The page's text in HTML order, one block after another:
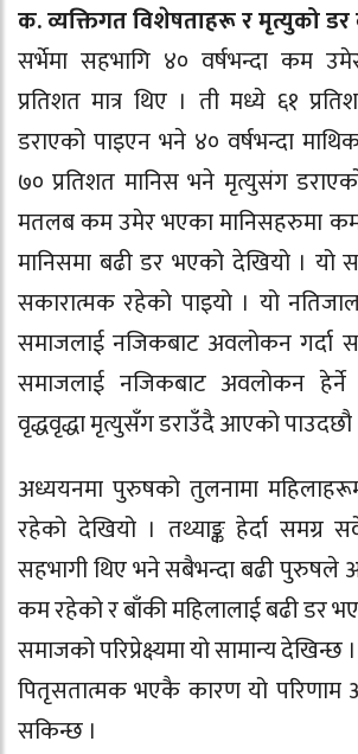
क. व्यक्तिगत विशेषताहरू र मृत्युको डर
सर्भेमा सहभागि ४० वर्षभन्दा कम
प्रतिशत मात्र थिए । ती मध्ये ६१
डराएको पाइएन भने ४० वर्षभन्दा
७० प्रतिशत मानिस भने मृत्युसंग
मतलब कम उमेर भएका मानिसहरुमा
मानिसमा बढी डर भएको देखियो । यो
सकारात्मक रहेको पाइयो । यो
समाजलाई नजिकबाट अवलोकन गर्दा
समाजलाई नजिकबाट अवलोकन
वृद्धवृद्धा मृत्युसँग डराउँदै आएको पाउदछौ
अध्ययनमा पुरुषको तुलनामा
रहेको देखियो । तथ्याङ्क हेर्दा समग्र
सहभागी थिए भने सबैभन्दा बढी पुरुषले
कम रहेको र बाँकी महिलालाई बढी डर
समाजको परिप्रेक्ष्यमा यो सामान्य
पितृसतात्मक भएकै कारण यो परिणाम
सकिन्छ ।